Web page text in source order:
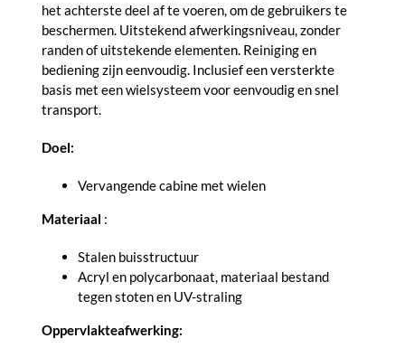
het achterste deel af te voeren, om de gebruikers te
beschermen. Uitstekend afwerkingsniveau, zonder
randen of uitstekende elementen. Reiniging en
bediening zijn eenvoudig. Inclusief een versterkte
basis met een wielsysteem voor eenvoudig en snel
transport.
Doel:
Vervangende cabine met wielen
Materiaal :
Stalen buisstructuur
Acryl en polycarbonaat, materiaal bestand
tegen stoten en UV-straling
Oppervlakteafwerking: